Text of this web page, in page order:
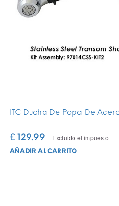
ITC Ducha De Popa De
£ 129.99 Excluido el impuesto
AÑADIR AL CARRITO